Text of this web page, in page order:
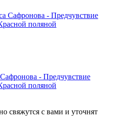
- Предчувствие
поляной
свяжутся с вами и уточнят